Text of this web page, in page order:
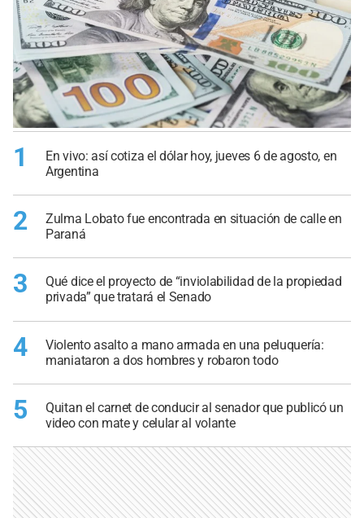
1
En vivo: así cotiza el dólar hoy, jueves 6 de agosto, en
Argentina
2
Zulma Lobato fue encontrada en situación de calle en
Paraná
3
Qué dice el proyecto de “inviolabilidad de la propiedad
privada” que tratará el Senado
4
Violento asalto a mano armada en una peluquería:
maniataron a dos hombres y robaron todo
5
Quitan el carnet de conducir al senador que publicó un
video con mate y celular al volante